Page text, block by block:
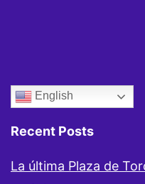
English
Recent Posts
La última Plaza de